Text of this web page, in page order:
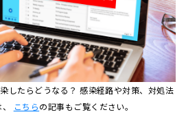
したらどうなる？ 感染経路や対策、対処法
こちらの記事もご覧ください。